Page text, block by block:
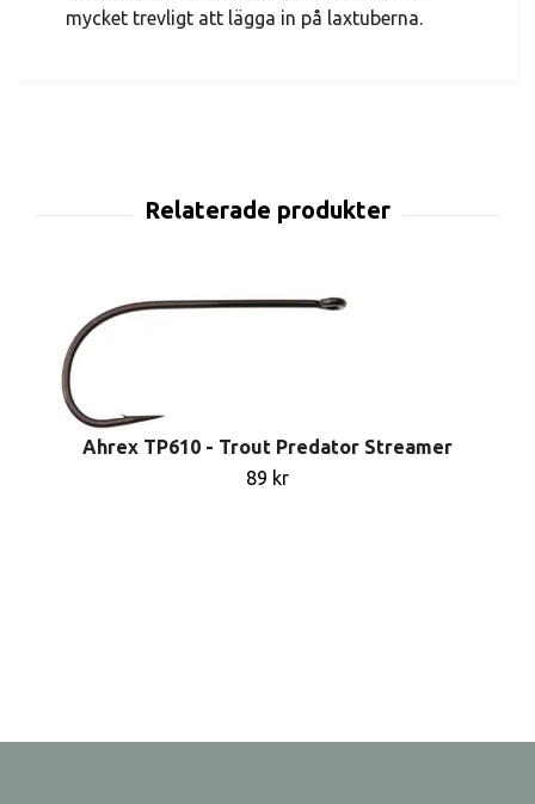
mycket trevligt att lägga in på laxtuberna.
Ahrex TP610 - Trout Predator Streamer
89 kr